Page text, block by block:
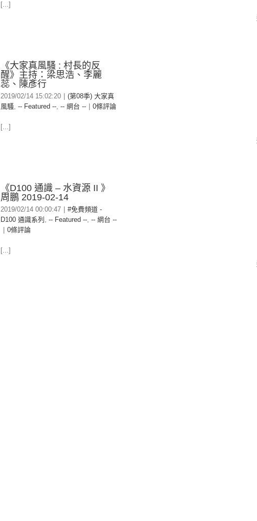
[...]
《大家真風騷 : 村長的反
醒》主持：梁思浩、李麗
蕊、陳彥行
2019/02/14 15:02:20
(第08季) 大家真
風騷, -- Featured --, -- 網台 -- 0條評論
[...]
《D100 通識 – 水資源 II 》
周鵬 2019-02-14
2019/02/14 00:00:47
#免費頻道 -
D100 通識系列 , -- Featured --, -- 網台 --
0條評論
[...]